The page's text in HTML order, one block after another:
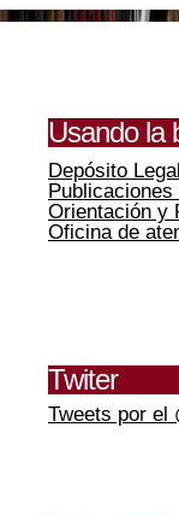
Usando la
Depósito Legal
Publicaciones
Orientación y
Oficina de
Twiter
Tweets por el